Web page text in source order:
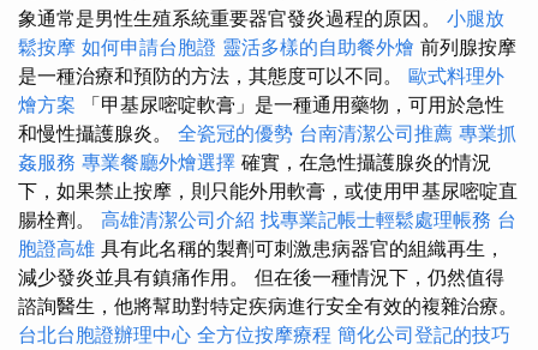
象通常是男性生殖系統重要器官發炎過程的原因。 小腿放
鬆按摩 如何申請台胞證 靈活多樣的自助餐外燴 前列腺按摩
是一種治療和預防的方法，其態度可以不同。 歐式料理外
燴方案
「甲基尿嘧啶軟膏」是一種通用藥物，可用於急性
和慢性攝護腺炎。 全瓷冠的優勢 台南清潔公司推薦 專業抓
姦服務 專業餐廳外燴選擇 確實，在急性攝護腺炎的情況
下，如果禁止按摩，則只能外用軟膏，或使用甲基尿嘧啶直
腸栓劑。 高雄清潔公司介紹 找專業記帳士輕鬆處理帳務 台
胞證高雄 具有此名稱的製劑可刺激患病器官的組織再生，
減少發炎並具有鎮痛作用。 但在後一種情況下，仍然值得
諮詢醫生，他將幫助對特定疾病進行安全有效的複雜治療。
台北台胞證辦理中心 全方位按摩療程 簡化公司登記的技巧